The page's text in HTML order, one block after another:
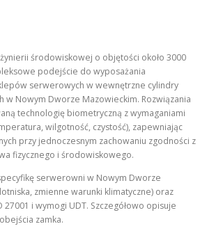
środowiskowej o objętości około 3000
podejście do wyposażania
serwerowych w wewnętrzne cylindry
w Nowym Dworze Mazowieckim. Rozwiązania
technologię biometryczną z wymaganiami
wilgotność, czystość), zapewniając
przy jednoczesnym zachowaniu zgodności z
fizycznego i środowiskowego.
serwerowni w Nowym Dworze
zmienne warunki klimatyczne) oraz
27001 i wymogi UDT. Szczegółowo opisuje
zamka.